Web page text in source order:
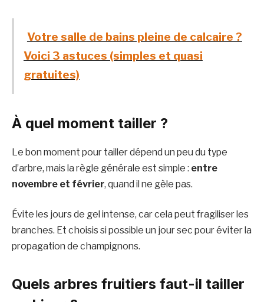
Votre salle de bains pleine de calcaire ?
Voici 3 astuces (simples et quasi
gratuites)
À quel moment tailler ?
Le bon moment pour tailler dépend un peu du type
d’arbre, mais la règle générale est simple : entre
novembre et février, quand il ne gèle pas.
Évite les jours de gel intense, car cela peut fragiliser les
branches. Et choisis si possible un jour sec pour éviter la
propagation de champignons.
Quels arbres fruitiers faut-il tailler